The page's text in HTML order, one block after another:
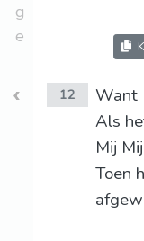
g
e
12
Want
Als
Mij
Toen